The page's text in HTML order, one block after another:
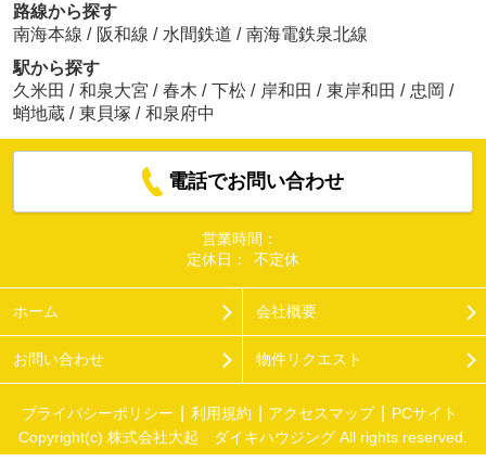
路線から探す
南海本線 / 阪和線 / 水間鉄道 / 南海電鉄泉北線
駅から探す
久米田 / 和泉大宮 / 春木 / 下松 / 岸和田 / 東岸和田 / 忠岡 /
蛸地蔵 / 東貝塚 / 和泉府中
電話でお問い合わせ
営業時間：
定休日：
不定休
ホーム 会社概要
お問い合わせ 物件リクエスト
プライバシーポリシー 利用規約 アクセスマップ
PCサイト
Copyright(c) 株式会社大起 ダイキハウジング All rights reserved.